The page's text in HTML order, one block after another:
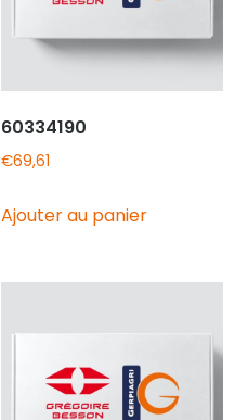
60334190
€69,61
Ajouter au panier